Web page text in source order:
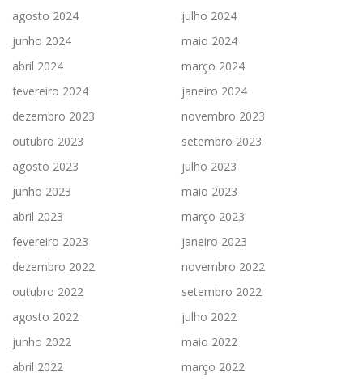
agosto 2024
julho 2024
junho 2024
maio 2024
abril 2024
março 2024
fevereiro 2024
janeiro 2024
dezembro 2023
novembro 2023
outubro 2023
setembro 2023
agosto 2023
julho 2023
junho 2023
maio 2023
abril 2023
março 2023
fevereiro 2023
janeiro 2023
dezembro 2022
novembro 2022
outubro 2022
setembro 2022
agosto 2022
julho 2022
junho 2022
maio 2022
abril 2022
março 2022